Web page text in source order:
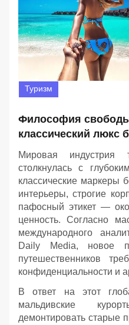
Туризм
Философия
классический люкс
Мировая индустрия
столкнулась с
классические маркеры
интерьеры, строгие
пафосный этикет —
ценность. Согласно
международного
Daily Media, новое
путешественников
конфиденциальности и
В ответ на этот
мальдивские
демонтировать старые